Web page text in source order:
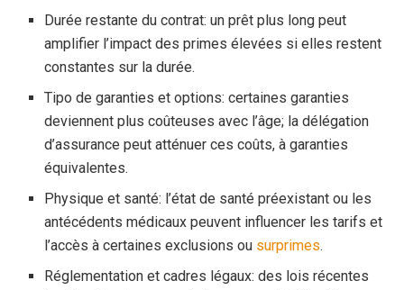
Durée restante du contrat: un prêt plus long peut
amplifier l’impact des primes élevées si elles restent
constantes sur la durée.
Tipo de garanties et options: certaines garanties
deviennent plus coûteuses avec l’âge; la délégation
d’assurance peut atténuer ces coûts, à garanties
équivalentes.
Physique et santé: l’état de santé préexistant ou les
antécédents médicaux peuvent influencer les tarifs et
l’accès à certaines exclusions ou surprimes.
Réglementation et cadres légaux: des lois récentes